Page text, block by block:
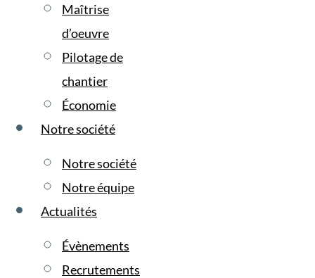
Maîtrise
d’oeuvre
Pilotage de
chantier
Économie
Notre société
Notre société
Notre équipe
Actualités
Évènements
Recrutements